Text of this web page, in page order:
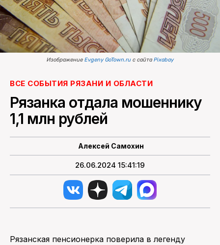
Изображение Evgeny GoTown.ruс сайта Pixabay
ВСЕ СОБЫТИЯ РЯЗАНИ И ОБЛАСТИ
Рязанка отдала мошеннику
1,1 млн рублей
Алексей Самохин
26.06.2024 15:41:19
Рязанская пенсионерка поверила в легенду